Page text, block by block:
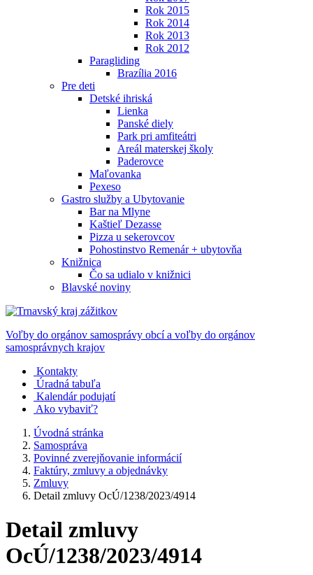
Rok 2015
Rok 2014
Rok 2013
Rok 2012
Paragliding
Brazília 2016
Pre deti
Detské ihriská
Lienka
Panské diely
Park pri amfiteátri
Areál materskej školy
Paderovce
Maľovanka
Pexeso
Gastro služby a Ubytovanie
Bar na Mlyne
Kaštieľ Dezasse
Pizza u sekerovcov
Pohostinstvo Remenár + ubytovňa
Knižnica
Čo sa udialo v knižnici
Blavské noviny
Voľby do orgánov samosprávy obcí a voľby do orgánov
samosprávnych krajov
Kontakty
Úradná tabuľa
Kalendár podujatí
Ako vybaviť?
Úvodná stránka
Samospráva
Povinné zverejňovanie informácií
Faktúry, zmluvy a objednávky
Zmluvy
Detail zmluvy OcÚ/1238/2023/4914
Detail zmluvy
OcÚ/1238/2023/4914